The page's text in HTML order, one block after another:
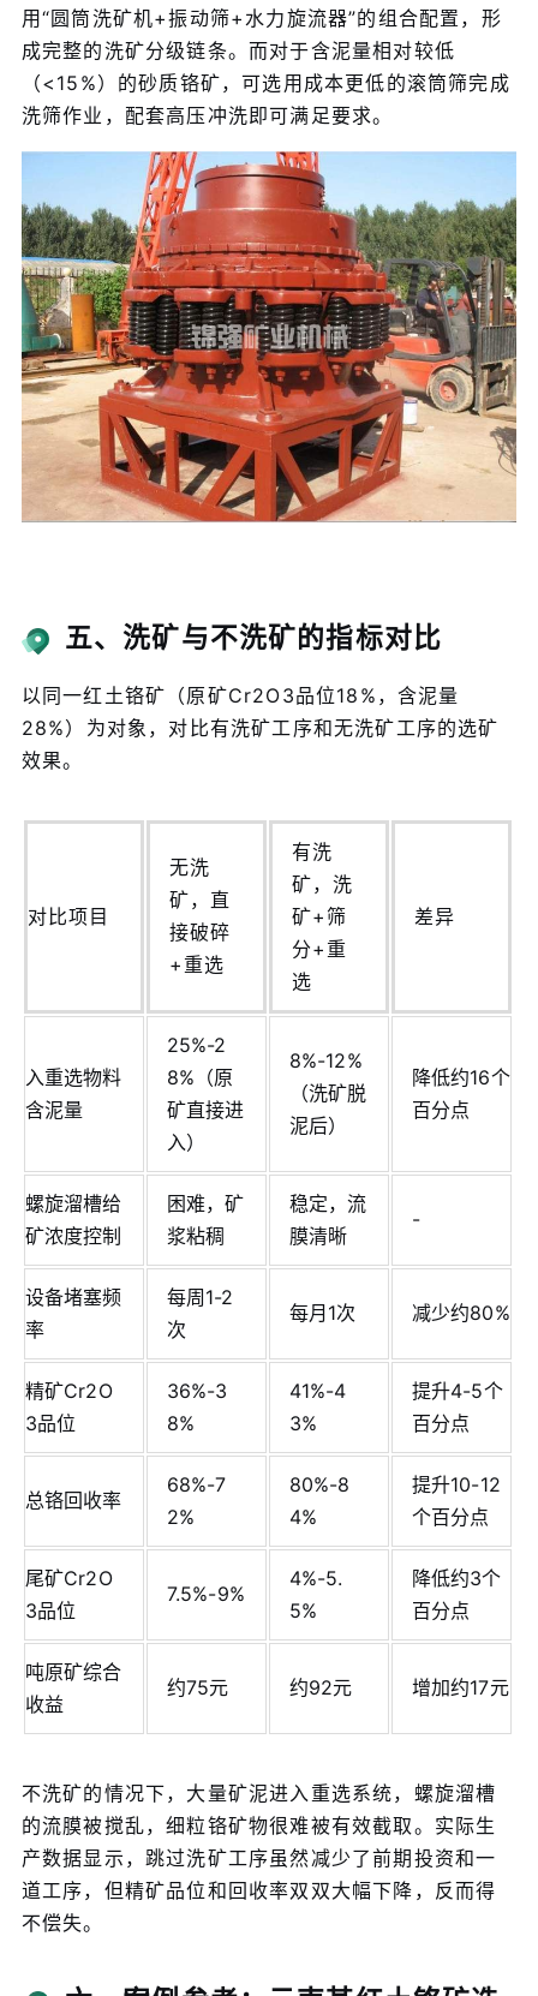
用“圆筒洗矿机+振动筛+水力旋流器”的组合配置，形
成完整的洗矿分级链条。而对于含泥量相对较低
（<15%）的砂质铬矿，可选用成本更低的滚筒筛完成
洗筛作业，配套高压冲洗即可满足要求。
五、洗矿与不洗矿的指标对比
以同一红土铬矿（原矿Cr2O3品位18%，含泥量
28%）为对象，对比有洗矿工序和无洗矿工序的选矿
效果。
对比项目
无洗
矿，直
接破碎
+重选
有洗
矿，洗
矿+筛
分+重
选
差异
入重选物料
含泥量
25%-2
8%（原
矿直接进
入）
8%-12%
（洗矿脱
泥后）
降低约16个
百分点
螺旋溜槽给
矿浓度控制
困难，矿
浆粘稠
稳定，流
膜清晰
-
设备堵塞频
率
每周1-2
次
每月1次 减少约80%
精矿Cr2O
3品位
36%-3
8%
41%-4
3%
提升4-5个
百分点
总铬回收率
68%-7
2%
80%-8
4%
提升10-12
个百分点
尾矿Cr2O
3品位
7.5%-9%
4%-5.
5%
降低约3个
百分点
吨原矿综合
收益
约75元 约92元 增加约17元
不洗矿的情况下，大量矿泥进入重选系统，螺旋溜槽
的流膜被搅乱，细粒铬矿物很难被有效截取。实际生
产数据显示，跳过洗矿工序虽然减少了前期投资和一
道工序，但精矿品位和回收率双双大幅下降，反而得
不偿失。